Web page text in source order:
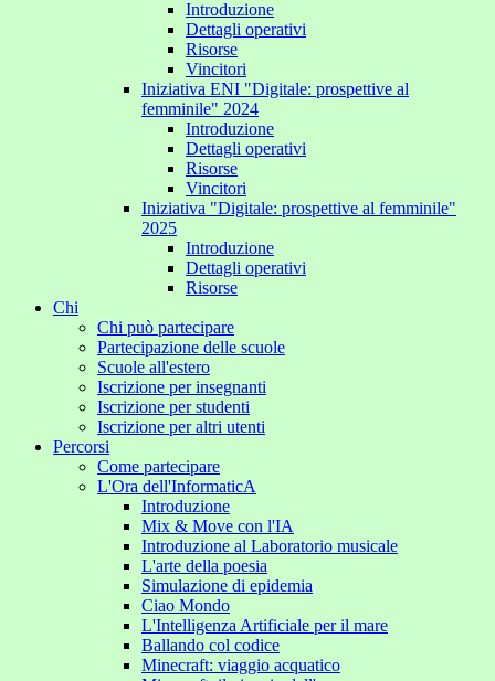
Introduzione
Dettagli operativi
Risorse
Vincitori
Iniziativa ENI "Digitale: prospettive al
femminile" 2024
Introduzione
Dettagli operativi
Risorse
Vincitori
Iniziativa "Digitale: prospettive al femminile"
2025
Introduzione
Dettagli operativi
Risorse
Chi
Chi può partecipare
Partecipazione delle scuole
Scuole all'estero
Iscrizione per insegnanti
Iscrizione per studenti
Iscrizione per altri utenti
Percorsi
Come partecipare
L'Ora dell'InformaticA
Introduzione
Mix & Move con l'IA
Introduzione al Laboratorio musicale
L'arte della poesia
Simulazione di epidemia
Ciao Mondo
L'Intelligenza Artificiale per il mare
Ballando col codice
Minecraft: viaggio acquatico